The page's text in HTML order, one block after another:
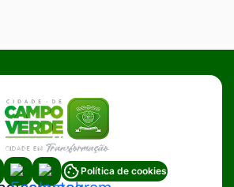
AcessarAcessarPolítica de cookies